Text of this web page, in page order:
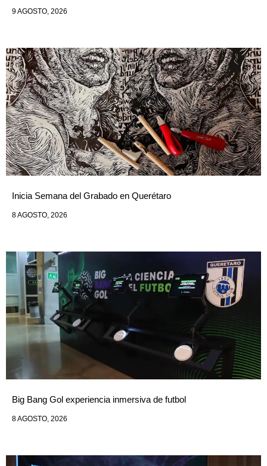
9 AGOSTO, 2026
Inicia Semana del Grabado en Querétaro
8 AGOSTO, 2026
Big Bang Gol experiencia inmersiva de futbol
8 AGOSTO, 2026